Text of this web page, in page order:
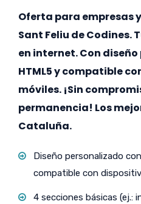
Oferta para empresas
Sant Feliu de Codines.
en internet. Con
HTML5 y compatible
móviles. ¡Sin
permanencia! Los
Cataluña.
Diseño personalizado
compatible con
4 secciones básicas (ej.: